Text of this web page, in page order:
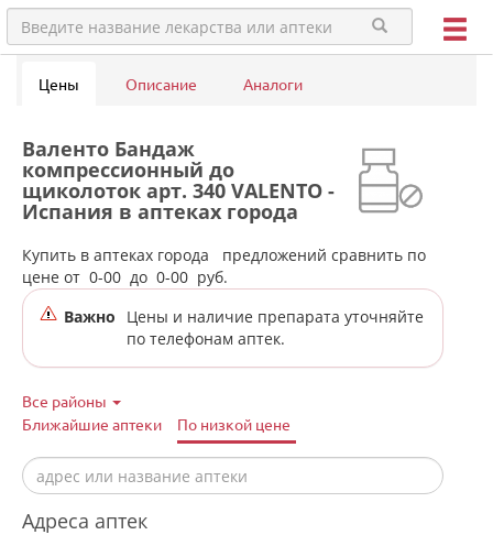
Цены Описание Аналоги
Валенто Бандаж
компрессионный до
щиколоток арт. 340 VALENTO -
Испания в аптеках города
Купить в аптеках города
предложений сравнить по
цене от 0-00 до 0-00 руб.
Важно
Цены и наличие препарата уточняйте
по телефонам аптек.
Все районы
Ближайшие аптеки
По низкой цене
Адреса аптек